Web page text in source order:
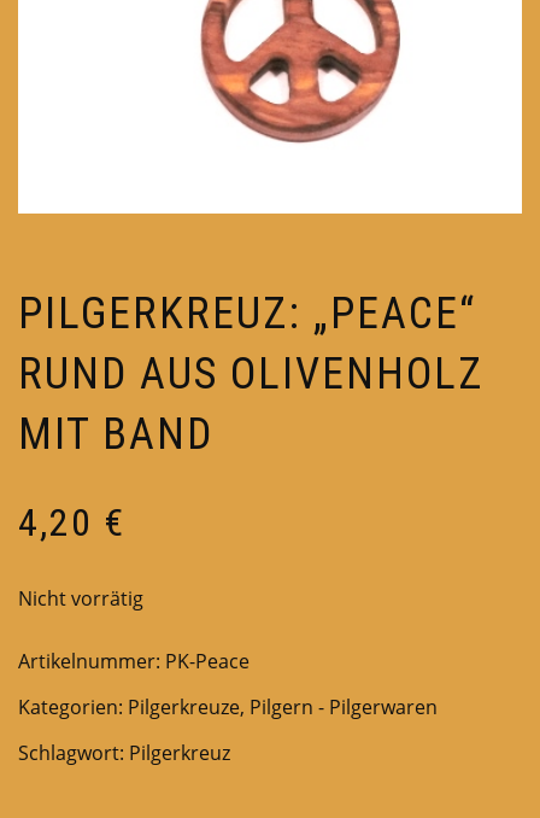
PILGERKREUZ: „PEACE“
RUND AUS OLIVENHOLZ
MIT BAND
4,20 €
Nicht vorrätig
Artikelnummer: PK-Peace
Kategorien: Pilgerkreuze, Pilgern - Pilgerwaren
Schlagwort: Pilgerkreuz